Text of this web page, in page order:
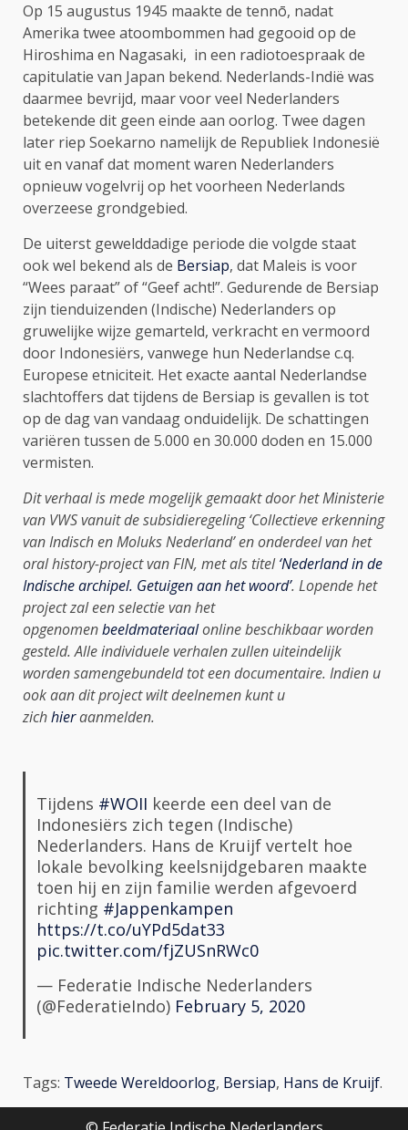
Op 15 augustus 1945 maakte de tennō, nadat
Amerika twee atoombommen had gegooid op de
Hiroshima en Nagasaki, in een radiotoespraak de
capitulatie van Japan bekend. Nederlands-Indië was
daarmee bevrijd, maar voor veel Nederlanders
betekende dit geen einde aan oorlog. Twee dagen
later riep Soekarno namelijk de Republiek Indonesië
uit en vanaf dat moment waren Nederlanders
opnieuw vogelvrij op het voorheen Nederlands
overzeese grondgebied.
De uiterst gewelddadige periode die volgde staat
ook wel bekend als de Bersiap, dat Maleis is voor
“Wees paraat” of “Geef acht!”. Gedurende de Bersiap
zijn tienduizenden (Indische) Nederlanders op
gruwelijke wijze gemarteld, verkracht en vermoord
door Indonesiërs, vanwege hun Nederlandse c.q.
Europese etniciteit. Het exacte aantal Nederlandse
slachtoffers dat tijdens de Bersiap is gevallen is tot
op de dag van vandaag onduidelijk. De schattingen
variëren tussen de 5.000 en 30.000 doden en 15.000
vermisten.
Dit verhaal is mede mogelijk gemaakt door het Ministerie
van VWS vanuit de subsidieregeling ‘Collectieve erkenning
van Indisch en Moluks Nederland’ en onderdeel van het
oral history-project van FIN, met als titel‘Nederland in de
Indische archipel. Getuigen aan het woord’. Lopende het
project zal een selectie van het
opgenomenbeeldmateriaalonline beschikbaar worden
gesteld. Alle individuele verhalen zullen uiteindelijk
worden samengebundeld tot een documentaire. Indien u
ook aan dit project wilt deelnemen kunt u
zichhieraanmelden.
Tijdens #WOII keerde een deel van de
Indonesiërs zich tegen (Indische)
Nederlanders. Hans de Kruijf vertelt hoe
lokale bevolking keelsnijdgebaren maakte
toen hij en zijn familie werden afgevoerd
richting #Jappenkampen
https://t.co/uYPd5dat33
pic.twitter.com/fjZUSnRWc0
— Federatie Indische Nederlanders
(@FederatieIndo) February 5, 2020
Tags: Tweede Wereldoorlog, Bersiap, Hans de Kruijf.